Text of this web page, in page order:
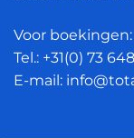
Voor boekingen:
Tel.: +31(0) 73
E-mail: